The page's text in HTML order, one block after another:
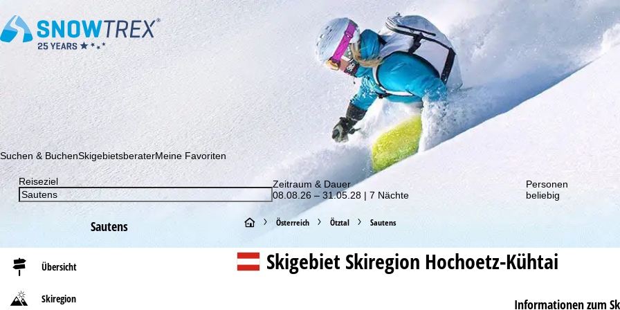
Abonnieren Sie unseren Newsletter und erfahren Sie als Erster von unseren Rabatt-Aktionen!
Suchen & BuchenSkigebietsberaterMeine Favoriten
Reiseziel
Zeitraum & Dauer
08.08.26 – 31.05.28 | 7 Nächte
Personen
beliebig
Sautens
Übersicht
Skiregion
S
t
Österreich Ötztal Sautens
SkigebietSkiregion Hochoetz-Kühtai
Informationen zum